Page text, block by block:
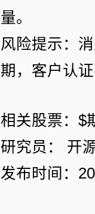
量。
风险提示：
期，客户认
相关股票：$
研究员： 开
发布时间：